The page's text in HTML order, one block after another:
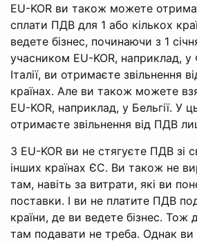
EU-KOR ви також можете
сплати ПДВ для 1 або кількох
ведете бізнес, починаючи з 1
учасником EU-KOR, наприклад, у
Італії, ви отримаєте звільнення
країнах. Але ви також можете
EU-KOR, наприклад, у Бельгії. У
отримаєте звільнення від ПДВ
З EU-KOR ви не стягуєте ПДВ зі
інших країнах ЄС. Ви також не
там, навіть за витрати, які ви
поставки. І ви не платите ПДВ
країни, де ви ведете бізнес. Тож
там подавати не треба. Однак ви